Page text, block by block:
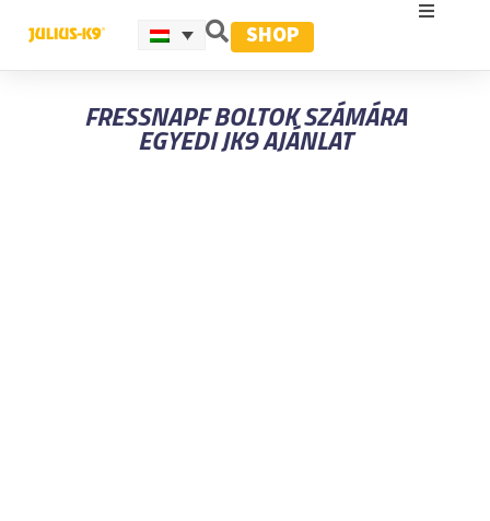
SHOP
FRESSNAPF BOLTOK SZÁMÁRA
EGYEDI JK9 AJÁNLAT